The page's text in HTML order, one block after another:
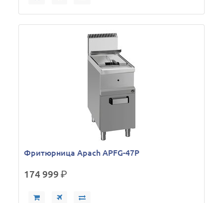
Фритюрница Apach APFG-47P
174 999р.